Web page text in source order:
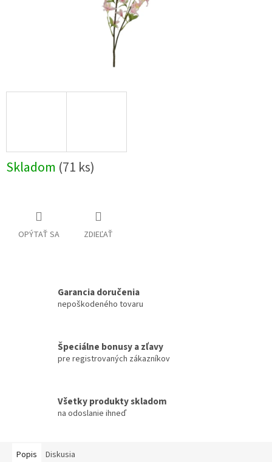
Skladom (71 ks)
OPÝTAŤ SA ZDIEĽAŤ
Garancia doručenia
nepoškodeného tovaru
Špeciálne bonusy a zľavy
pre registrovaných zákazníkov
Všetky produkty skladom
na odoslanie ihneď
Popis Diskusia